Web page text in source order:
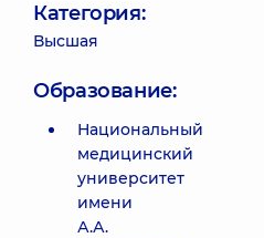
Категория:
Высшая
Образование:
Национальный
медицинский
университет
имени
А.А.